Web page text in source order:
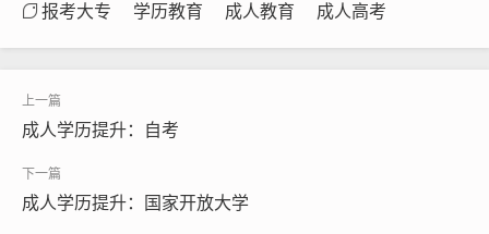
报考大专 学历教育 成人教育 成人高考
成人学历提升：自考
成人学历提升：国家开放大学